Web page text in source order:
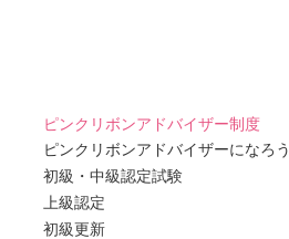
ピンクリボンアドバイザー制度
ピンクリボンアドバイザーになろう
初級・中級認定試験
上級認定
初級更新